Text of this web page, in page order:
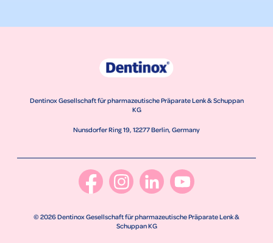
Dentinox Gesellschaft für pharmazeutische Präparate Lenk & Schuppan
KG
Nunsdorfer Ring 19, 12277 Berlin, Germany
© 2026 Dentinox Gesellschaft für pharmazeutische Präparate Lenk &
Schuppan KG